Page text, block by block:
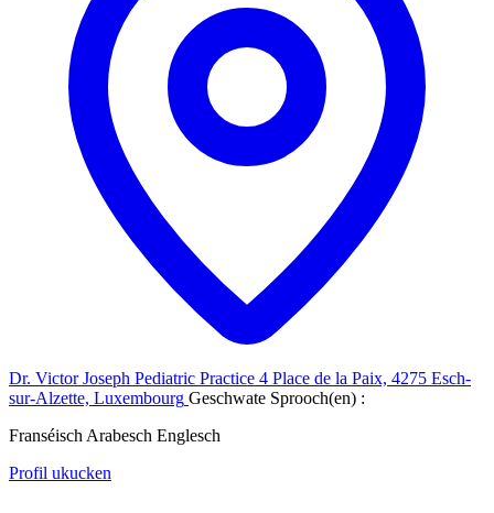
Dr. Victor Joseph Pediatric Practice 4 Place de la Paix, 4275 Esch-
sur-Alzette, Luxembourg Geschwate Sprooch(en) :
Franséisch Arabesch Englesch
Profil ukucken